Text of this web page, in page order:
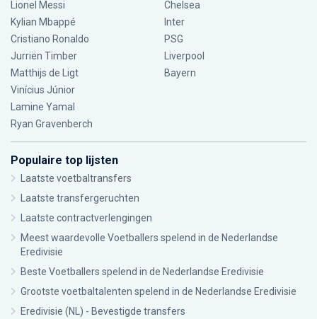
Lionel Messi
Kylian Mbappé
Cristiano Ronaldo
Jurriën Timber
Matthijs de Ligt
Vinícius Júnior
Lamine Yamal
Ryan Gravenberch
Chelsea
Inter
PSG
Liverpool
Bayern
Populaire top lijsten
Laatste voetbaltransfers
Laatste transfergeruchten
Laatste contractverlengingen
Meest waardevolle Voetballers spelend in de Nederlandse
Eredivisie
Beste Voetballers spelend in de Nederlandse Eredivisie
Grootste voetbaltalenten spelend in de Nederlandse Eredivisie
Eredivisie (NL) - Bevestigde transfers